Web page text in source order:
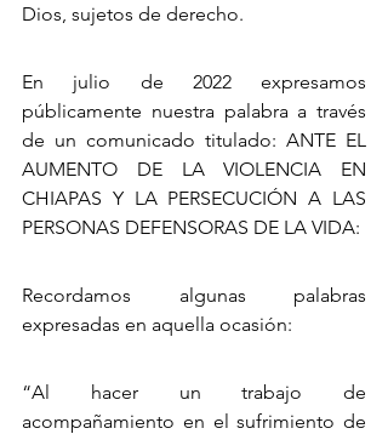
Dios, sujetos de derecho.
En julio de 2022 expresamos
públicamente nuestra palabra a través
de un comunicado titulado: ANTE EL
AUMENTO DE LA VIOLENCIA EN
CHIAPAS Y LA PERSECUCIÓN A LAS
PERSONAS DEFENSORAS DE LA VIDA:
Recordamos algunas palabras
expresadas en aquella ocasión:
“Al hacer un trabajo de
acompañamiento en el sufrimiento de